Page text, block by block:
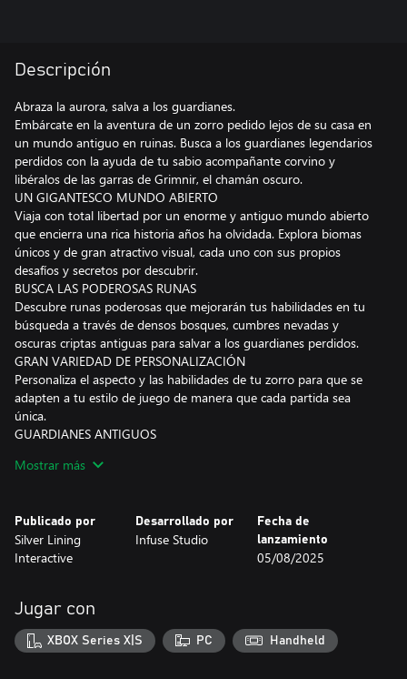
Descripción
Abraza la aurora, salva a los guardianes.
Embárcate en la aventura de un zorro pedido lejos de su casa en
un mundo antiguo en ruinas. Busca a los guardianes legendarios
perdidos con la ayuda de tu sabio acompañante corvino y
libéralos de las garras de Grimnir, el chamán oscuro.
UN GIGANTESCO MUNDO ABIERTO
Viaja con total libertad por un enorme y antiguo mundo abierto
que encierra una rica historia años ha olvidada. Explora biomas
únicos y de gran atractivo visual, cada uno con sus propios
desafíos y secretos por descubrir.
BUSCA LAS PODEROSAS RUNAS
Descubre runas poderosas que mejorarán tus habilidades en tu
búsqueda a través de densos bosques, cumbres nevadas y
oscuras criptas antiguas para salvar a los guardianes perdidos.
GRAN VARIEDAD DE PERSONALIZACIÓN
Personaliza el aspecto y las habilidades de tu zorro para que se
adapten a tu estilo de juego de manera que cada partida sea
única.
GUARDIANES ANTIGUOS
legendarias bestias guardianas en emocionantes encuentros
Mostrar más
Publicado por
Silver Lining
Interactive
Desarrollado por
Infuse Studio
Fecha de
lanzamiento
05/08/2025
Jugar con
XBOX Series X|S PC Handheld